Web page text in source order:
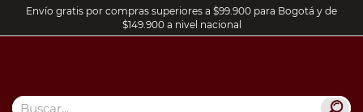
Envío gratis por compras superiores a $99.900 para Bogotá y de
$149.900 a nivel nacional